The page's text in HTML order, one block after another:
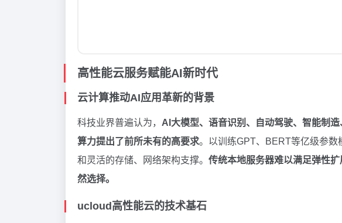
高性能云服务赋能AI新时代
云计算推动AI应用革新的背景
科技业界普遍认为， AI大模型、语音识别、自动驾驶、智能制
算力提出了前所未有的高要求。以训练GPT、BERT等亿级参
和灵活的存储、网络架构支撑。 传统本地服务器难以满足弹性
然选择。
ucloud高性能云的技术基石